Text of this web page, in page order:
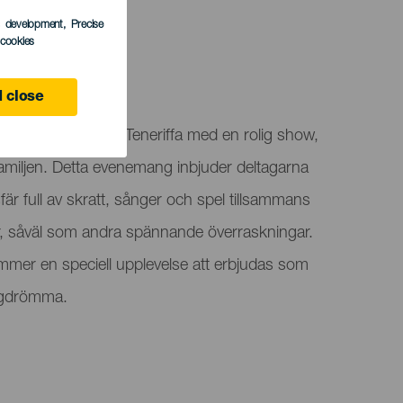
development, Precise
close
Tele kommer till Teneriffa med en rolig show,
Detta evenemang inbjuder deltagarna
full av skratt, sånger och spel tillsammans
såväl som andra spännande överraskningar.
en speciell upplevelse att erbjudas som